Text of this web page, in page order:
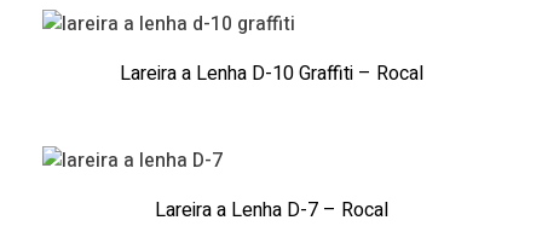
Loja Braga (Sede)Lareira a Lenha D-10 Graffiti – Rocal
Lareira a Lenha D-7 – Rocal